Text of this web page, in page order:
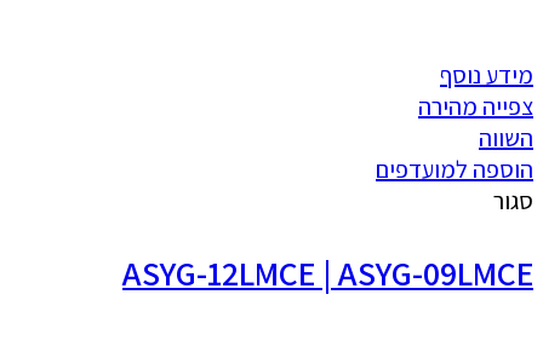
מידע נוסף
צפייה מהירה
השווה
הוספה למועדפים
סגור
ASYG-12LMCE | ASYG-09LMCE